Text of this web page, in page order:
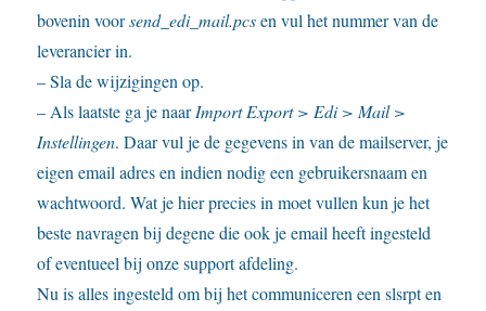
bovenin voorsend_edi_mail.pcsen vul het nummer van de
leverancier in.
– Sla de wijzigingen op.
– Als laatste ga je naarImport Export > Edi > Mail >
Instellingen. Daar vul je de gegevens in van de mailserver, je
eigen email adres en indien nodig een gebruikersnaam en
wachtwoord. Wat je hier precies in moet vullen kun je het
beste navragen bij degene die ook je email heeft ingesteld
of eventueel bij onze support afdeling.
Nu is alles ingesteld om bij het communiceren een slsrpt en